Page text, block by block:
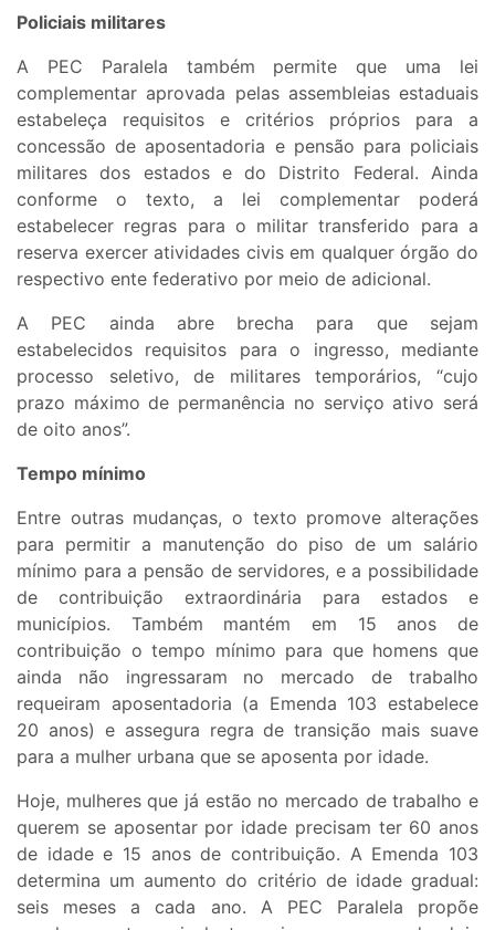
Policiais militares
A PEC Paralela também permite que uma lei
complementar aprovada pelas assembleias estaduais
estabeleça requisitos e critérios próprios para a
concessão de aposentadoria e pensão para policiais
militares dos estados e do Distrito Federal. Ainda
conforme o texto, a lei complementar poderá
estabelecer regras para o militar transferido para a
reserva exercer atividades civis em qualquer órgão do
respectivo ente federativo por meio de adicional.
A PEC ainda abre brecha para que sejam
estabelecidos requisitos para o ingresso, mediante
processo seletivo, de militares temporários, “cujo
prazo máximo de permanência no serviço ativo será
de oito anos”.
Tempo mínimo
Entre outras mudanças, o texto promove alterações
para permitir a manutenção do piso de um salário
mínimo para a pensão de servidores, e a possibilidade
de contribuição extraordinária para estados e
municípios. Também mantém em 15 anos de
contribuição o tempo mínimo para que homens que
ainda não ingressaram no mercado de trabalho
requeiram aposentadoria (a Emenda 103 estabelece
20 anos) e assegura regra de transição mais suave
para a mulher urbana que se aposenta por idade.
Hoje, mulheres que já estão no mercado de trabalho e
querem se aposentar por idade precisam ter 60 anos
de idade e 15 anos de contribuição. A Emenda 103
determina um aumento do critério de idade gradual:
seis meses a cada ano. A PEC Paralela propõe